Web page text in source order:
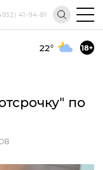
41-94-81
22° 18+
по